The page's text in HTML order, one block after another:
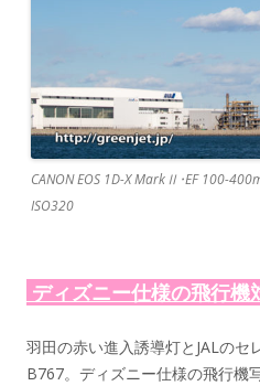
CANON EOS 1D-X MarkⅡ･EF 100-
ISO320
ディズニー仕様の飛行機
羽田の赤い進入誘導灯とJALの
B767。ディズニー仕様の飛行機